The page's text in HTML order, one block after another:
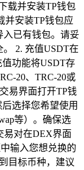
载并安装TP钱包
并安装TP钱包应
入已有钱包。请妥
2. 充值USDT在
功能将USDT存
20、TRC-20或
易界面打开TP钱
选择您希望使用
等）。确保选
易对在DEX界面
输入您想兑换的
目标币种，建议